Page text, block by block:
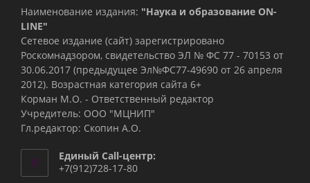
Наименование издания: "Наука и образование ON-
LINE"
Сетевое издание (сайт) зарегистрировано
Роскомнадзором, свидетельство ЭЛ № ФС 77 - 70153 от
30.06.2017 (предыдущее Эл№ФC77-49690 от 26 апреля
2012). Возрастная категория сайта 6+
Корман М.О. - Ответственный редактор
Учредитель: ООО "МЦНИП"
Гл.редактор: Скопин А.О.
Единый Call-центр:
+7(912)728-17-80